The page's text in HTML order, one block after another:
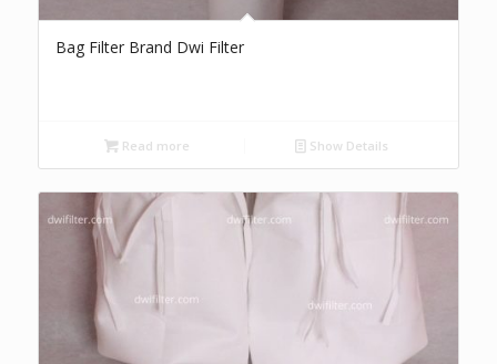
Bag Filter Brand Dwi Filter
Read more Show Details